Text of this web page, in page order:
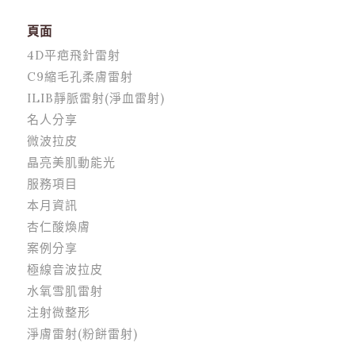
頁面
4D平疤飛針雷射
C9縮毛孔柔膚雷射
ILIB靜脈雷射(淨血雷射)
名人分享
微波拉皮
晶亮美肌動能光
服務項目
本月資訊
杏仁酸煥膚
案例分享
極線音波拉皮
水氧雪肌雷射
注射微整形
淨膚雷射(粉餅雷射)